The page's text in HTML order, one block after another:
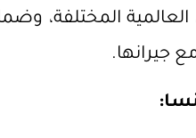
العالمية المختلفة،
جيرانها.